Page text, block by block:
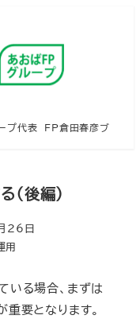
ープ代表 FP倉田春彦ブ
（後編）
26日
用
いる場合、まずは
要となります。